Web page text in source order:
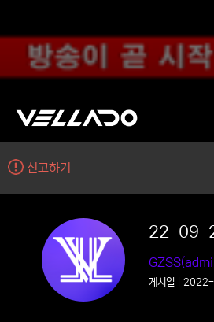
신고하기
22-09-
게시일 |